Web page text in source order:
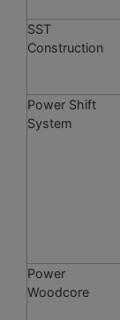
SST
Construction
Power Shift
System
Power
Woodcore